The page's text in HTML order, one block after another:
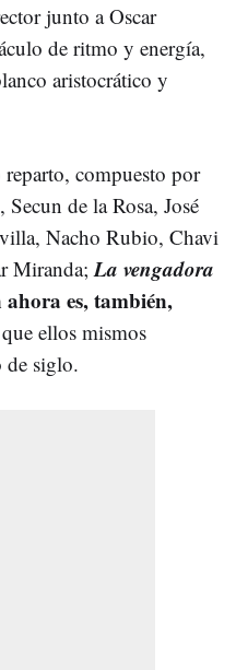
junto a Oscar
de ritmo y energía,
aristocrático y
compuesto por
de la Rosa, José
Nacho Rubio, Chavi
Miranda;La vengadora
ahora es, también,
ellos mismos
de siglo.